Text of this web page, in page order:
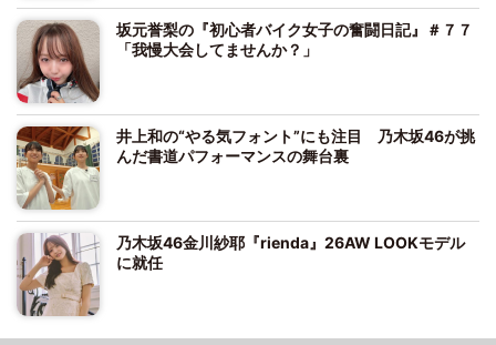
坂元誉梨の『初心者バイク女子の奮闘日記』＃７７
「我慢大会してませんか？」
井上和の“やる気フォント”にも注目 乃木坂46が挑
んだ書道パフォーマンスの舞台裏
乃木坂46金川紗耶『rienda』26AW LOOKモデル
に就任